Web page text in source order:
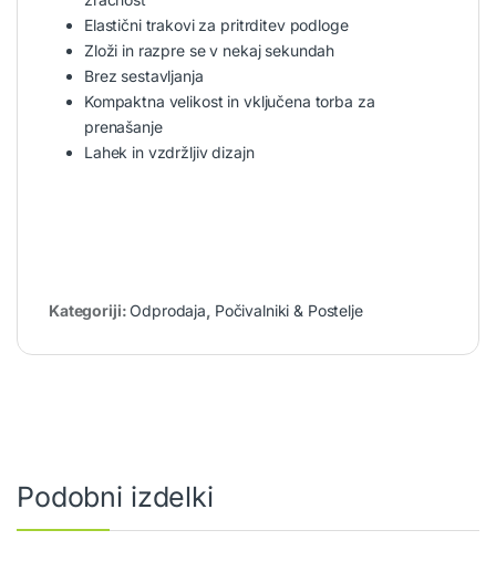
Elastični trakovi za pritrditev podloge
Zloži in razpre se v nekaj sekundah
Brez sestavljanja
Kompaktna velikost in vključena torba za
prenašanje
Lahek in vzdržljiv dizajn
Kategoriji:Odprodaja, Počivalniki & Postelje
Podobni izdelki